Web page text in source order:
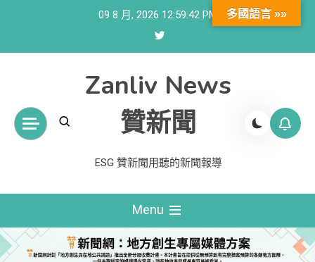
09 8 月, 2026 12:59:43 PM
Zanliv News
贊新聞
ESG 贊新聞用聽的新聞報導
Menu
多國語言 »»